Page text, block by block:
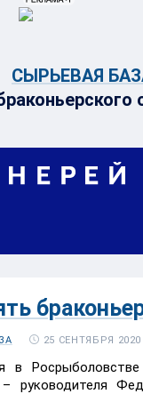
СЫРЬЕВАЯ
25 СЕНТЯБРЯ 2020
в
руководителя